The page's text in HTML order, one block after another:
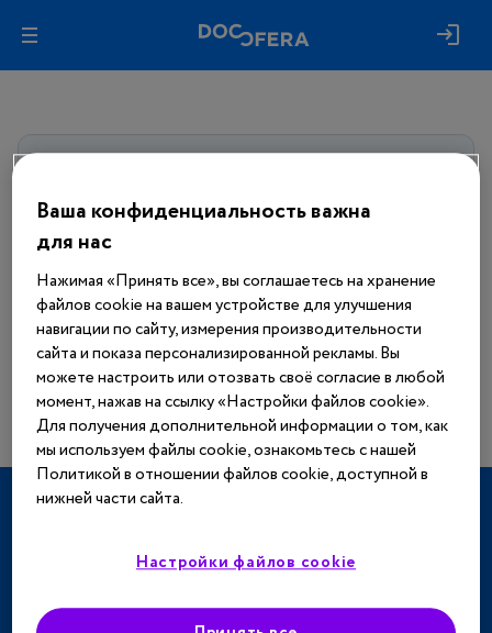
ко всем материалам сайта
Еще нет аккаунта?
Зарегистрироваться
ТЕРАПЕВТИЧЕСКИЕ НАПРАВЛЕНИЯ
СПЕЦПРОЕКТЫ
МЕРОПРИЯТИЯ
Ваша конфиденциальность важна
для нас
Нажимая «Принять все», вы соглашаетесь на хранение
файлов cookie на вашем устройстве для улучшения
навигации по сайту, измерения производительности
сайта и показа персонализированной рекламы. Вы
можете настроить или отозвать своё согласие в любой
момент, нажав на ссылку «Настройки файлов cookie».
Для получения дополнительной информации о том, как
мы используем файлы cookie, ознакомьтесь с нашей
Политикой в отношении файлов cookie, доступной в
нижней части сайта.
Настройки файлов cookie